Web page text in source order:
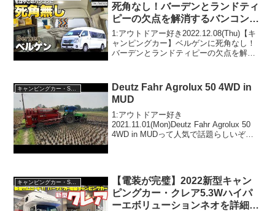
死角なし！バーデンとランドティ
ピーの欠点を解消するバンコン！
【トイファクトリー】
1:アウトドアー好き2022.12.08(Thu)【キ
ャンピングカー】ベルゲンに死角なし！
バーデンとランドティピーの欠点を解消
で！！2:アウトドアー好き2022.12.08...
キャンピングカー・SUV人気車種
Deutz Fahr Agrolux 50 4WD in
MUD
1:アウトドアー好き
2021.11.01(Mon)Deutz Fahr Agrolux 50
4WD in MUDって人気で話題らしいぞ、
【電装が完璧】2022新型キャン
ピングカー・クレア5.3Wハイパ
ーエボリューションネオを詳細レ